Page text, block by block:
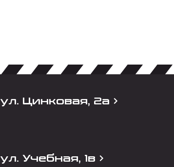
ул. Цинковая, 2а
ул. Учебная, 1в